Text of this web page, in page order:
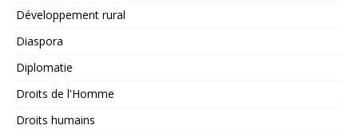
Développement rural
Diaspora
Diplomatie
Droits de l'Homme
Droits humains